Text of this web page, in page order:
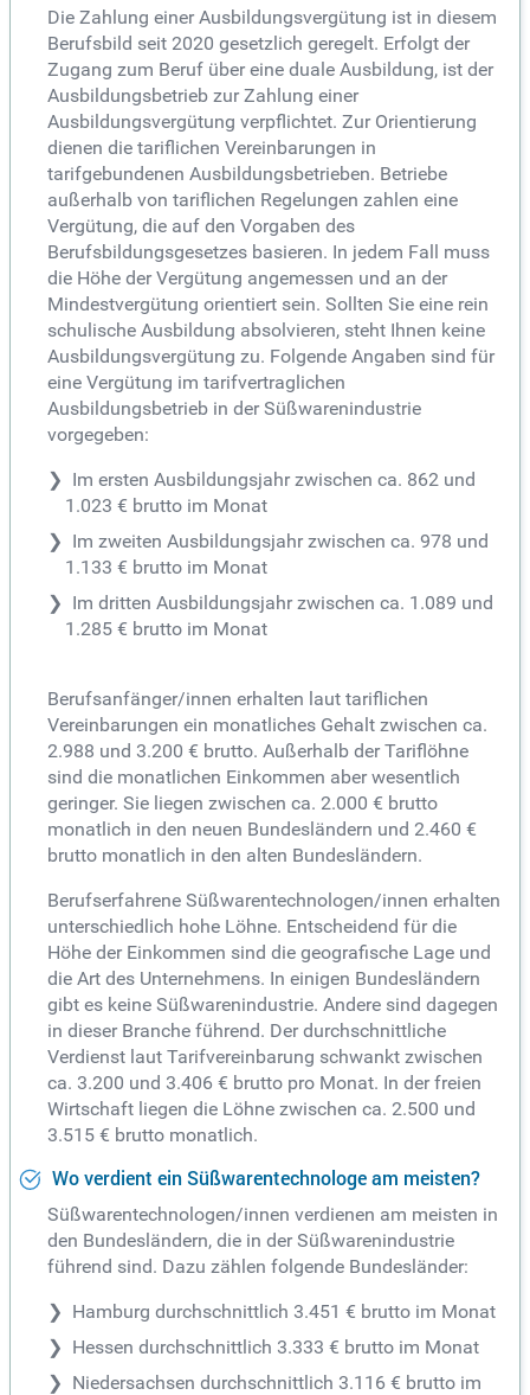
Die Zahlung einer Ausbildungsvergütung ist in diesem
Berufsbild seit 2020 gesetzlich geregelt. Erfolgt der
Zugang zum Beruf über eine duale Ausbildung, ist der
Ausbildungsbetrieb zur Zahlung einer
Ausbildungsvergütung verpflichtet. Zur Orientierung
dienen die tariflichen Vereinbarungen in
tarifgebundenen Ausbildungsbetrieben. Betriebe
außerhalb von tariflichen Regelungen zahlen eine
Vergütung, die auf den Vorgaben des
Berufsbildungsgesetzes basieren. In jedem Fall muss
die Höhe der Vergütung angemessen und an der
Mindestvergütung orientiert sein. Sollten Sie eine rein
schulische Ausbildung absolvieren, steht Ihnen keine
Ausbildungsvergütung zu. Folgende Angaben sind für
eine Vergütung im tarifvertraglichen
Ausbildungsbetrieb in der Süßwarenindustrie
vorgegeben:
Im ersten Ausbildungsjahr zwischen ca. 862 und
1.023 € brutto im Monat
Im zweiten Ausbildungsjahr zwischen ca. 978 und
1.133 € brutto im Monat
Im dritten Ausbildungsjahr zwischen ca. 1.089 und
1.285 € brutto im Monat
Berufsanfänger/innen erhalten laut tariflichen
Vereinbarungen ein monatliches Gehalt zwischen ca.
2.988 und 3.200 € brutto. Außerhalb der Tariflöhne
sind die monatlichen Einkommen aber wesentlich
geringer. Sie liegen zwischen ca. 2.000 € brutto
monatlich in den neuen Bundesländern und 2.460 €
brutto monatlich in den alten Bundesländern.
Berufserfahrene Süßwarentechnologen/innen erhalten
unterschiedlich hohe Löhne. Entscheidend für die
Höhe der Einkommen sind die geografische Lage und
die Art des Unternehmens. In einigen Bundesländern
gibt es keine Süßwarenindustrie. Andere sind dagegen
in dieser Branche führend. Der durchschnittliche
Verdienst laut Tarifvereinbarung schwankt zwischen
ca. 3.200 und 3.406 € brutto pro Monat. In der freien
Wirtschaft liegen die Löhne zwischen ca. 2.500 und
3.515 € brutto monatlich.
Wo verdient ein Süßwarentechnologe am meisten?
Süßwarentechnologen/innen verdienen am meisten in
den Bundesländern, die in der Süßwarenindustrie
führend sind. Dazu zählen folgende Bundesländer:
Hamburg durchschnittlich 3.451 € brutto im Monat
Hessen durchschnittlich 3.333 € brutto im Monat
Niedersachsen durchschnittlich 3.116 € brutto im